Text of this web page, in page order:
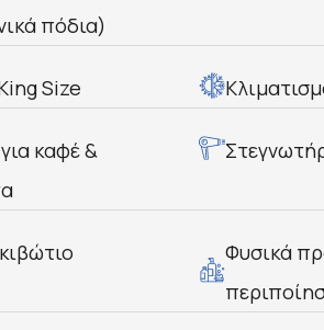
πόδια)
Size
καφέ &
Φυσικά